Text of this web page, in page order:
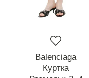
Balenciaga
Куртка